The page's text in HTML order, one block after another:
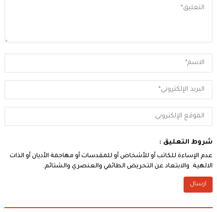
شروط التعليق :
عدم الإساءة للكاتب أو للأشخاص أو للمقدسات أو مهاجمة الأديان أو الذات
الالهية. والابتعاد عن التحريض الطائفي والعنصري والشتائم.